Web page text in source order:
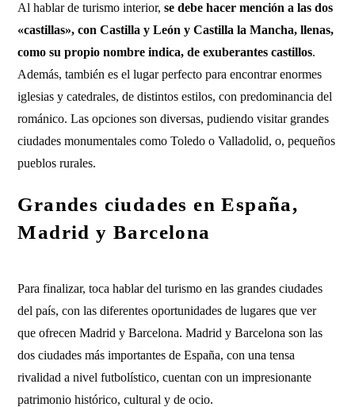
Al hablar de turismo interior,se debe hacer mención a las dos
«castillas», con Castilla y León y Castilla la Mancha, llenas,
como su propio nombre indica, de exuberantes castillos.
Además, también es el lugar perfecto para encontrar enormes
iglesias y catedrales, de distintos estilos, con predominancia del
románico. Las opciones son diversas, pudiendo visitar grandes
ciudades monumentales como Toledo o Valladolid, o, pequeños
pueblos rurales.
Grandes ciudades en España,
Madrid y Barcelona
Para finalizar, toca hablar del turismo en las grandes ciudades
del país, con las diferentes oportunidades de lugares que ver
que ofrecen Madrid y Barcelona. Madrid y Barcelona son las
dos ciudades más importantes de España, con una tensa
rivalidad a nivel futbolístico, cuentan con un impresionante
patrimonio histórico, cultural y de ocio.